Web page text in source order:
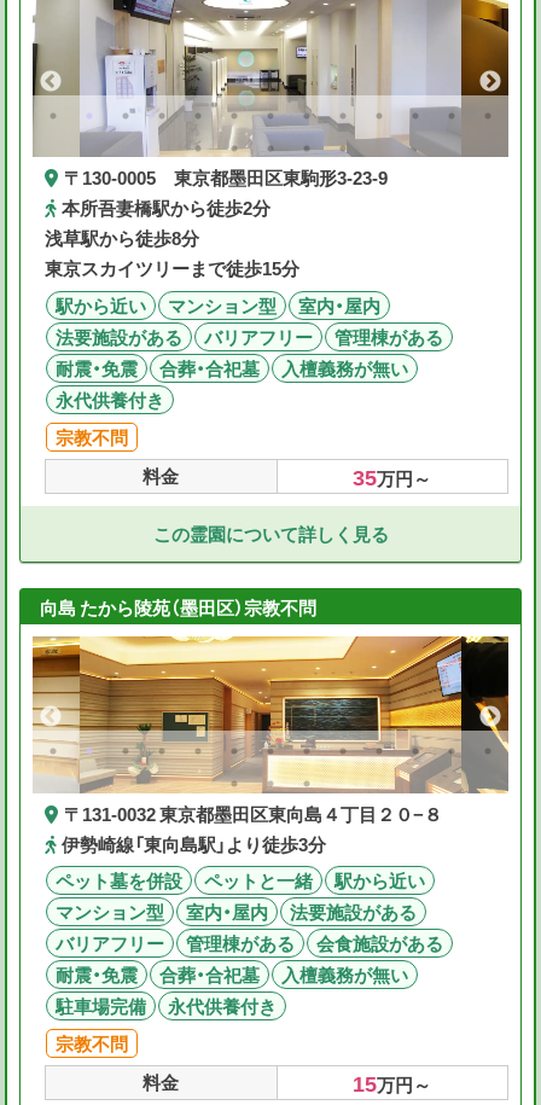
〒130-0005 東京都墨田区東駒形3-23-9
本所吾妻橋駅から徒歩2分
浅草駅から徒歩8分
東京スカイツリーまで徒歩15分
駅から近い
マンション型
室内・屋内
法要施設がある
バリアフリー
管理棟がある
耐震・免震
合葬・合祀墓
入檀義務が無い
永代供養付き
宗教不問
料金
35万円～
この霊園について詳しく見る
向島 たから陵苑（墨田区）宗教不問
〒131-0032 東京都墨田区東向島４丁目２０−８
伊勢崎線「東向島駅」より徒歩3分
ペット墓を併設
ペットと一緒
駅から近い
マンション型
室内・屋内
法要施設がある
バリアフリー
管理棟がある
会食施設がある
耐震・免震
合葬・合祀墓
入檀義務が無い
駐車場完備
永代供養付き
宗教不問
料金
15万円～